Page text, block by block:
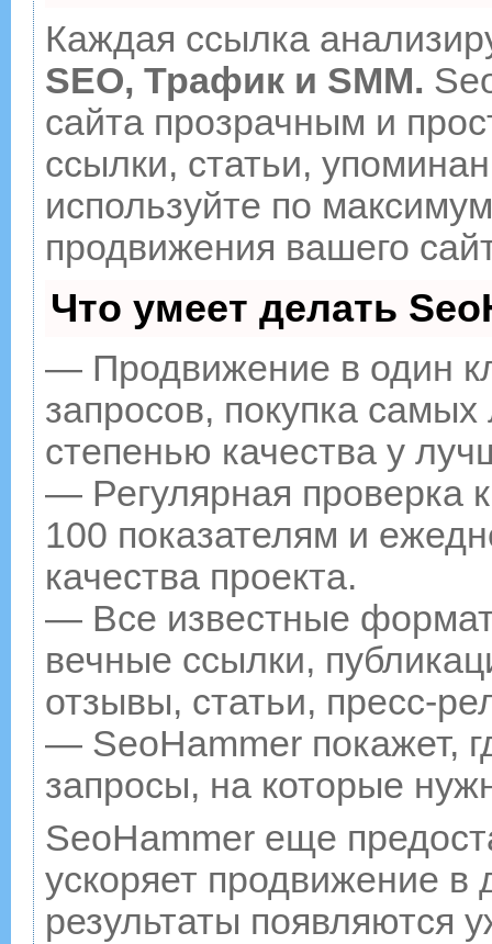
Каждая ссылка
SEO, Трафик и SMM.
сайта прозрачным и
ссылки, статьи,
используйте по
продвижения вашего
Что умеет делать
— Продвижение в один
запросов, покупка
степенью качества у
— Регулярная проверка
100 показателям и
качества проекта.
— Все известные
вечные ссылки,
отзывы, статьи, пресс-
— SeoHammer покажет,
запросы, на которые
SeoHammer еще
ускоряет продвижение в
результаты появляются